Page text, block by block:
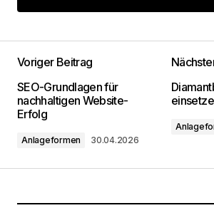
Kommentar hinzufügen
Deine E-Mail-Adresse wird nicht
veröffentlicht. Erforderliche
markiert
Kommentar*
Voriger Beitrag
SEO-Grundlagen für
nachhaltigen Website-
Erfolg
Anlageformen 30.04.2026